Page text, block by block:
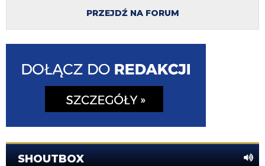
PRZEJDŹ NA FORUM
SHOUTBOX